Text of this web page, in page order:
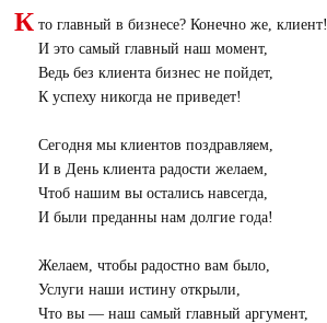
К то главный в бизнесе? Конечно же, клиент!
И это самый главный наш момент,
Ведь без клиента бизнес не пойдет,
К успеху никогда не приведет!
Сегодня мы клиентов поздравляем,
И в День клиента радости желаем,
Чтоб нашим вы остались навсегда,
И были преданны нам долгие года!
Желаем, чтобы радостно вам было,
Услуги наши истину открыли,
Что вы — наш самый главный аргумент,